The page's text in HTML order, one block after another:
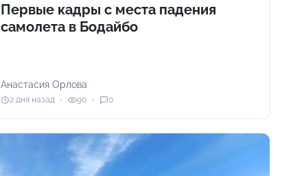
Первые кадры с места падения
самолета в Бодайбо
Анастасия Орлова
2 дня назад 90 0